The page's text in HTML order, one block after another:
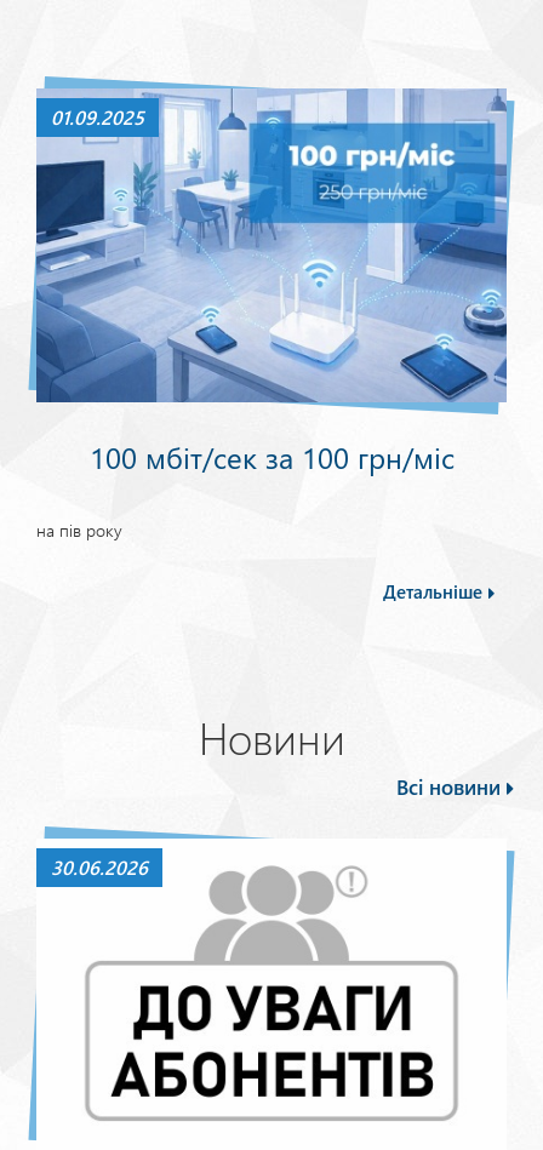
01.09.2025
100 мбіт/сек за 100 грн/міс
на пів року
Детальніше
Новини
Всі новини
30.06.2026